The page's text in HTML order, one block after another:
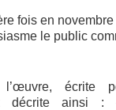
fois en novembre
le public
écrite
décrite ainsi :